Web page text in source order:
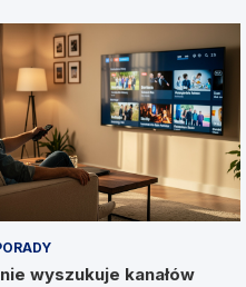
wyszukuje kanałów